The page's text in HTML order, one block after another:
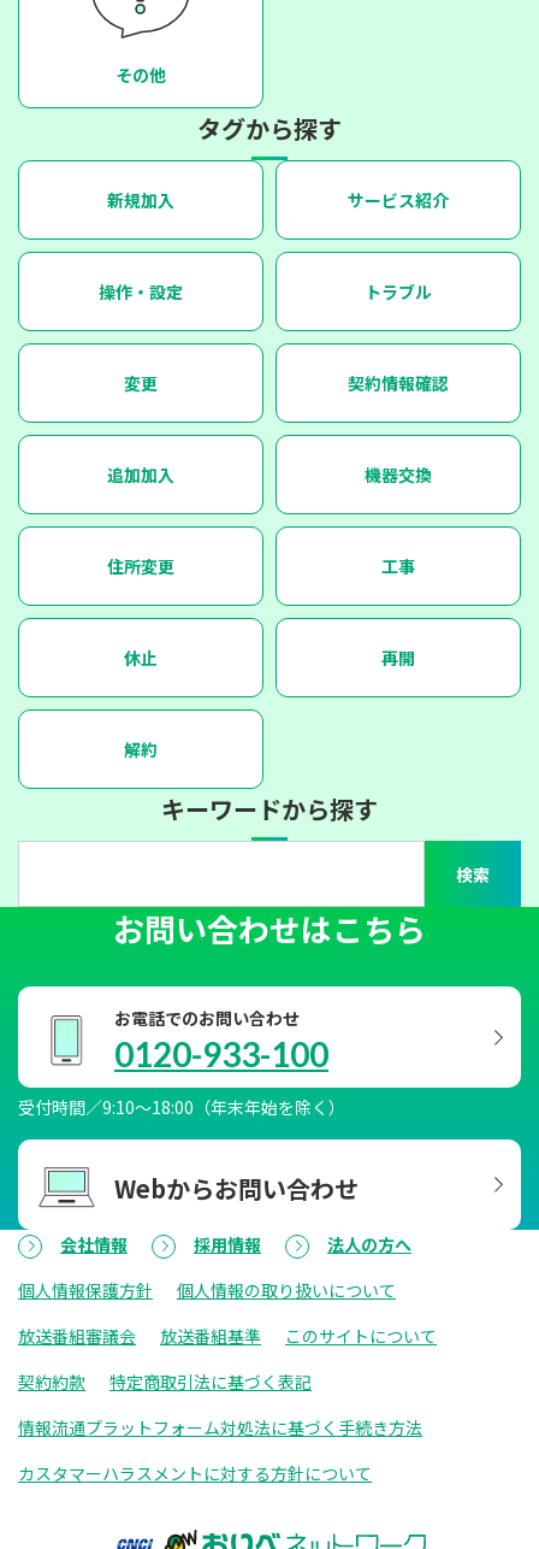
その他
タグから探す
新規加入 サービス紹介
操作・設定 トラブル
変更 契約情報確認
追加加入 機器交換
住所変更 工事
休止 再開
解約
キーワードから探す
検索
お問い合わせはこちら
お電話でのお問い合わせ
0120-933-100
受付時間／9:10～18:00（年末年始を除く）
Webからお問い合わせ
会社情報 採用情報
法人の方へ
個人情報保護方針
個人情報の取り扱いについて
放送番組審議会
放送番組基準
このサイトについて
契約約款
特定商取引法に基づく表記
情報流通プラットフォーム対処法に基づく手続き方法
カスタマーハラスメントに対する方針について